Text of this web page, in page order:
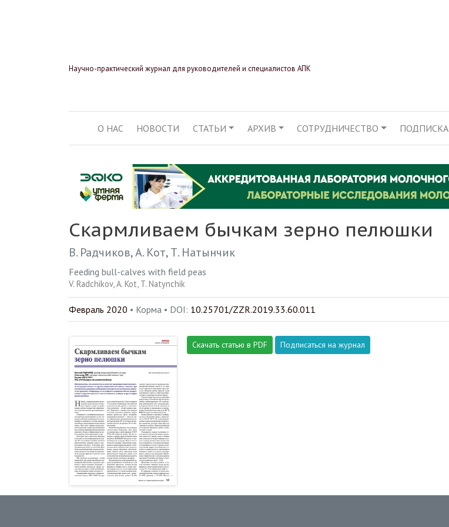
Научно-практический журнал для руководителей и специалистов АПК
ОСНОВНАЯ НАВИГАЦИЯ
О НАС НОВОСТИ СТАТЬИ АРХИВ СОТРУДНИЧЕСТВО ПОДПИСКА
Скармливаем бычкам зерно пелюшки
В. Радчиков А. Кот Т. Натынчик
Feeding bull-calves with field peas
V. Radchikov A. Kot T. Natynchik
Февраль 2020 • Корма • DOI: 10.25701/ZZR.2019.33.60.011
Скачать статью в PDF Подписаться на журнал